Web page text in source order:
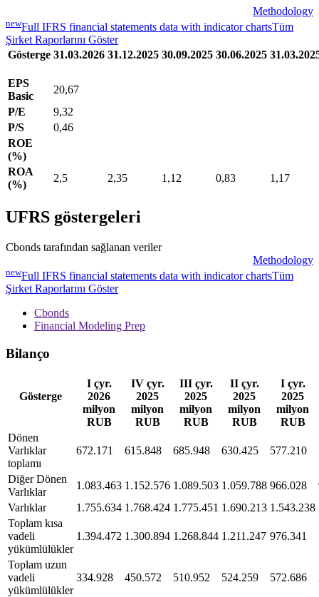
Methodology
newFull IFRS financial statements data with indicator chartsTüm
Şirket Raporlarını Göster
Gösterge 31.03.2026 31.12.2025 30.09.2025 30.06.2025
EPS
Basic
20,67
P/E
9,32
P/S
0,46
ROE
(%)
ROA
(%)
2,5 2,35 1,12 0,83 1,17
UFRS göstergeleri
Cbonds tarafından sağlanan veriler
Methodology
newFull IFRS financial statements data with indicator chartsTüm
Şirket Raporlarını Göster
Cbonds
Financial Modeling Prep
Bilanço
Gösterge
I çyr.
2026
milyon
RUB
IV çyr.
2025
milyon
RUB
III çyr.
2025
milyon
RUB
II çyr.
2025
milyon
RUB
I çyr.
2025
milyon
RUB
Dönen
Varlıklar
toplamı
672.171 615.848 685.948 630.425 577.210
Diğer Dönen
Varlıklar
1.083.463 1.152.576 1.089.503 1.059.788 966.028
Varlıklar
1.755.634 1.768.424 1.775.451 1.690.213 1.543.238
Toplam kısa
vadeli
yükümlülükler
1.394.472 1.300.894 1.268.844 1.211.247 976.341
Toplam uzun
vadeli
yükümlülükler
334.928 450.572 510.952 524.259 572.686